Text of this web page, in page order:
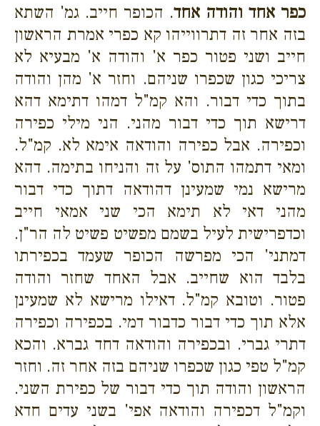
כפר אחד והודה אחד. הכופר חייב. גמ' השתא
בזה אחר זה דתרווייהו קא כפרי אמרת הראשון
חייב ושני פטור כפר א' והודה א' מבעיא לא
צריכי כגון שכפרו שניהם. וחזר א' מהן והודה
בתוך כדי דבור. והא קמ"ל דמהו דתימא דהא
דרישא תוך כדי דבור מהני. הני מילי כפירה
וכפירה. אבל כפירה והודאה אימא לא. קמ"ל.
ומאי דתמהו התוס' על זה והניחו בתימה. דהא
מרישא נמי שמעינן דהודאה דתוך כדי דבור
מהני דאי לא תימא הכי שני אמאי חייב
וכדפרישית לעיל בשמם מפשיט פשיט לה הר"ן.
דמתני' הכי מפרשה הכופר שעמד בכפירתו
בלבד הוא שחייב. אבל האחד שחזר והודה
פטור. וטובא קמ"ל. דאילו מרישא לא שמעינן
אלא תוך כדי דבור כדבור דמי. בכפירה וכפירה
דתרי גברי. ובכפירה והודאה דחד גברא. והכא
קמ"ל טפי כגון שכפרו שניהם בזה אחר זה. וחזר
הראשון והודה תוך כדי דבור של כפירת השני.
וקמ"ל דכפירה והודאה אפי' בשני עדים חדא